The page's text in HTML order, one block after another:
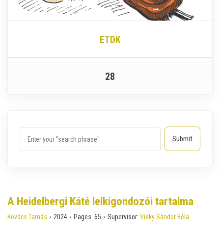
ETDK
28
A Heidelbergi Káté lelkigondozói tartalma
Kovács Tamás › 2024 › Pages: 65 › Supervisor: Visky Sándor Béla